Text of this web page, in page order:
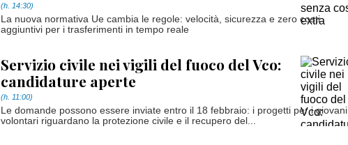
(h. 14:30)
La nuova normativa Ue cambia le regole: velocità, sicurezza e zero costi
aggiuntivi per i trasferimenti in tempo reale
Servizio civile nei vigili del fuoco del Vco:
candidature aperte
(h. 11:00)
Le domande possono essere inviate entro il 18 febbraio: i progetti per i giovani
volontari riguardano la protezione civile e il recupero del...